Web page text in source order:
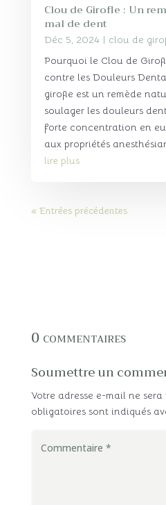
Clou de Girofle : Un
mal de dent
Déc 5, 2024 | clou de
Pourquoi le Clou de
contre les Douleurs
girofle est un remède
soulager les douleurs
forte concentration en
aux propriétés
lire plus
« Entrées précédentes
0 commentaires
Soumettre un
Votre adresse e-mail ne sera
obligatoires sont indiqués